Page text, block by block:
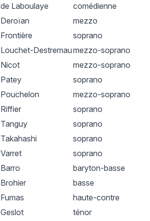
de Laboulaye
comédienne
Deroïan
mezzo
Frontière
soprano
Louchet-Destremaumezzo-soprano
Nicot
mezzo-soprano
Patey
soprano
Pouchelon
mezzo-soprano
Riffier
soprano
Tanguy
soprano
Takahashi
soprano
Varret
soprano
Barro
baryton-basse
Brohier
basse
Fumas
haute-contre
Geslot
ténor